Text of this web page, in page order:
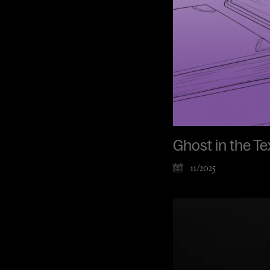
Ghost in the
11/2025